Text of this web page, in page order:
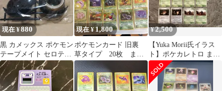
現在 ¥880
黒 カメックス ポケモン
テープメイト セロテー
プ セロハンテープ 文具
文房具
現在 ¥ 1,800
ポケモンカード 旧裏
草タイプ 20枚 まと
め売
¥2,500
【Yuka Morii氏イラス
ト】ポケカレトロ まと
め売り